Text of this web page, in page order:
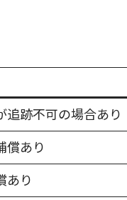
追跡不可の場合あり
償あり
あり